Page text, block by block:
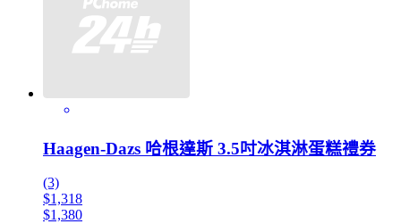
Haagen-Dazs 哈根達斯 3.5吋冰淇淋蛋糕禮券
(3)
$1,318
$1,380